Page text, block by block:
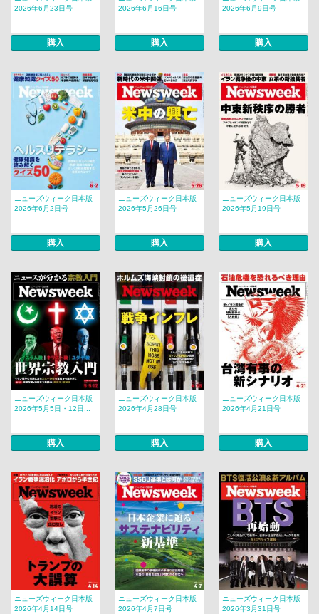
2026年6月23日号
購入
2026年6月16日号
購入
2026年6月9日号
購入
ニューズウィーク日本版
2026年6月2日号
購入
ニューズウィーク日本版
2026年5月26日号
購入
ニューズウィーク日本版
2026年5月19日号
購入
ニューズウィーク日本版
2026年5月5日・12日...
購入
ニューズウィーク日本版
2026年4月28日号
購入
ニューズウィーク日本版
2026年4月21日号
購入
ニューズウィーク日本版
2026年4月14日号
ニューズウィーク日本版
2026年4月7日号
ニューズウィーク日本版
2026年3月31日号